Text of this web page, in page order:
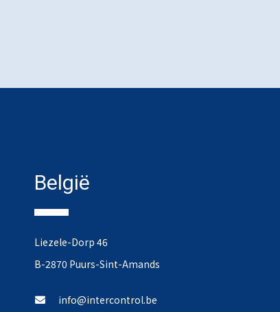
België
Liezele-Dorp 46
B-2870 Puurs-Sint-Amands
info@intercontrol.be